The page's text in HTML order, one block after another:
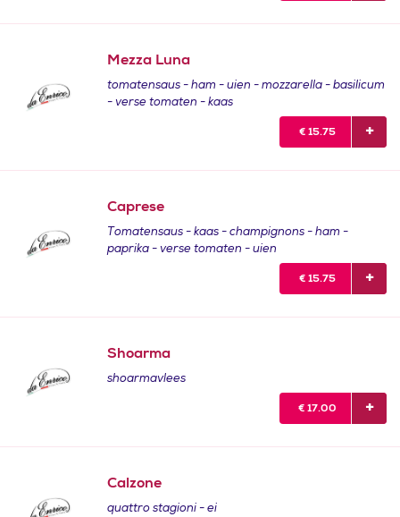
Mezza Luna
tomatensaus - ham - uien - mozzarella - basilicum
- verse tomaten - kaas
€ 15.75
Caprese
Tomatensaus - kaas - champignons - ham -
paprika - verse tomaten - uien
€ 15.75
Shoarma
shoarmavlees
€ 17.00
Calzone
quattro stagioni - ei